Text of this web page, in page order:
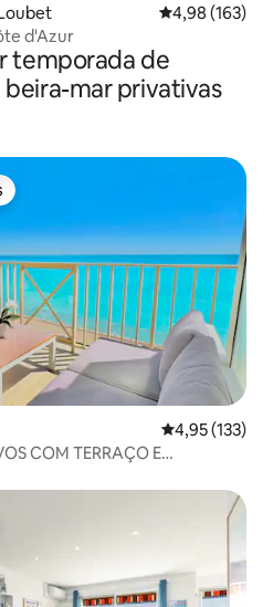
4,98 de uma
4,98 (163)
d'Azur
temporada de
mar privativas
dos hóspedes
4,95 de uma
4,95 (133)
COM TERRAÇO E